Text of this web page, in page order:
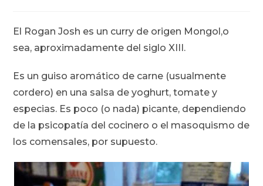
entrada:
entrada:
El Rogan Josh es un curry de origen Mongol,o
sea, aproximadamente del siglo XIII.
Es un guiso aromático de carne (usualmente
cordero) en una salsa de yoghurt, tomate y
especias. Es poco (o nada) picante, dependiendo
de la psicopatía del cocinero o el masoquismo de
los comensales, por supuesto.